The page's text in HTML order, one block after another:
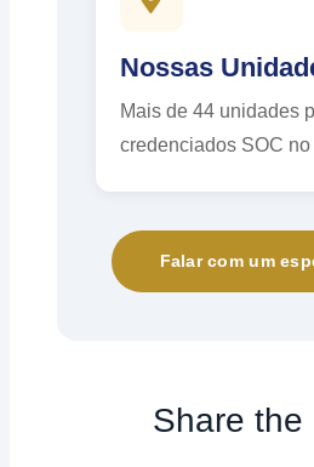
Nossas
Mais de 44 unidades
credenciados SOC no
Falar com um
Share the